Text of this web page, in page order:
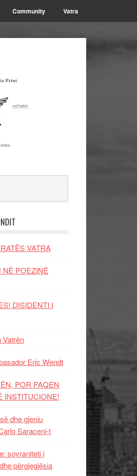
Community Vatra
VATRA
NË POEZINË
DISIDENTI I
Vatrën
Eric Wendt
POR PAQEN
INSTITUCIONE!
dhe gjeniu
Saraceni-t
sovraniteti i
përgjegjësia